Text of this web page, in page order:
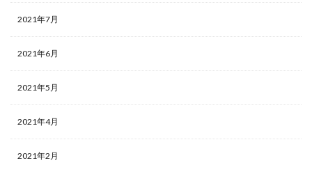
2021年7月
2021年6月
2021年5月
2021年4月
2021年2月